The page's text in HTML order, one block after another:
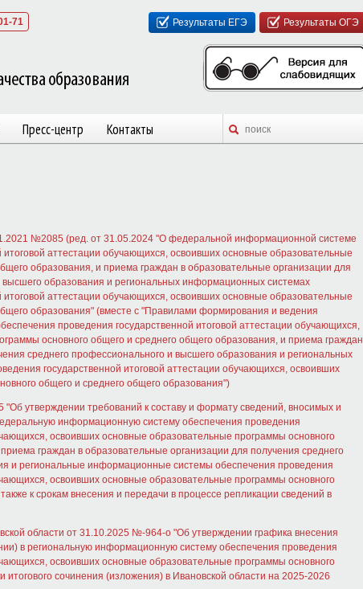
71 Результаты ЕГЭ Результаты ОГЭ
Пресс-центр Контакты
№2085 (ред. от 31.05.2024 "О федеральной информационной системе
аттестации обучающихся, освоивших основные образовательные
образования, и приема граждан в образовательные организации для
образования и региональных информационных системах
аттестации обучающихся, освоивших основные образовательные
образования" (вместе с "Правилами формирования и ведения
проведения государственной итоговой аттестации обучающихся,
основного общего и среднего общего образования, и приема граждан
среднего профессионального и высшего образования и региональных
государственной итоговой аттестации обучающихся, освоивших
общего и среднего общего образования")
утверждении требований к составу и формату сведений, вносимых и
информационную систему обеспечения проведения
освоивших основные образовательные программы основного
граждан в образовательные организации для получения среднего
и региональные информационные системы обеспечения проведения
освоивших основные образовательные программы основного
к срокам внесения и передачи в процессе репликации сведений в
области от 31.10.2025 №-964-о "Об утверждении графика внесения
в региональную информационную систему обеспечения проведения
освоивших основные образовательные программы основного
итогового сочинения (изложения) в Ивановской области на 2025-2026